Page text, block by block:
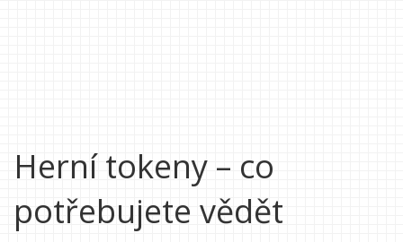
Herní tokeny – co
potřebujete vědět